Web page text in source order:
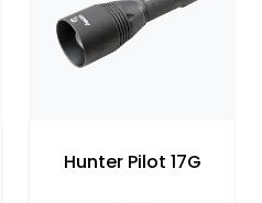
Hunter Pilot 17G